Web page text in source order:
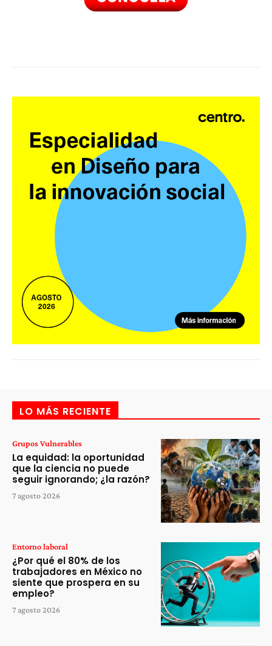
LO MÁS RECIENTE
Grupos Vulnerables
La equidad: la oportunidad
que la ciencia no puede
seguir ignorando; ¿la razón?
7 agosto 2026
Entorno laboral
¿Por qué el 80% de los
trabajadores en México no
siente que prospera en su
empleo?
7 agosto 2026